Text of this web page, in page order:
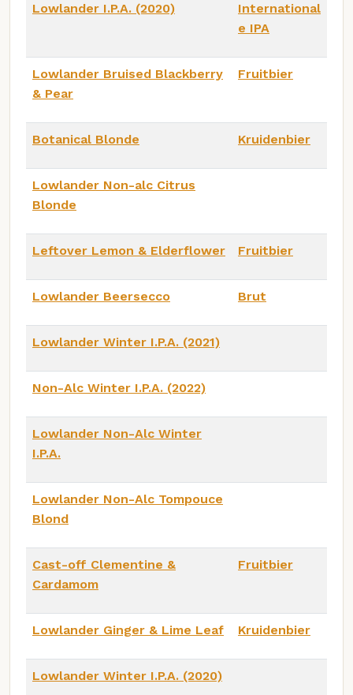
Lowlander I.P.A. (2020)
International
e IPA
Lowlander Bruised Blackberry
& Pear
Fruitbier
Botanical Blonde Kruidenbier
Lowlander Non-alc Citrus
Blonde
Leftover Lemon & Elderflower Fruitbier
Lowlander Beersecco Brut
Lowlander Winter I.P.A. (2021)
Non-Alc Winter I.P.A. (2022)
Lowlander Non-Alc Winter
I.P.A.
Lowlander Non-Alc Tompouce
Blond
Cast-off Clementine &
Cardamom
Fruitbier
Lowlander Ginger & Lime Leaf Kruidenbier
Lowlander Winter I.P.A. (2020)